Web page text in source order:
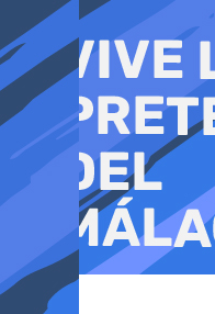
al
contenido